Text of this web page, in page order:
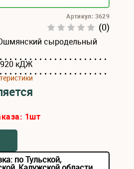
(0)
Артикул: 3629
сыродельный
кДЖ
1шт
по Тульской,